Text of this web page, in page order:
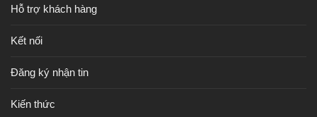
Hỗ trợ khách hàng
Kết nối
Đăng ký nhận tin
Kiến thức